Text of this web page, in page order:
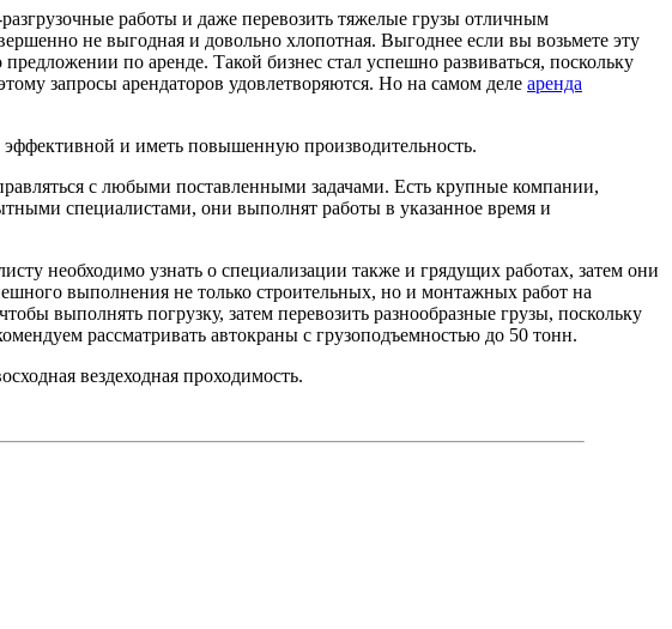
работы и даже перевозить тяжелые грузы отличным
не выгодная и довольно хлопотная. Выгоднее если вы возьмете эту
по аренде. Такой бизнес стал успешно развиваться, поскольку
запросы арендаторов удовлетворяются. Но на самом деле аренда
и иметь повышенную производительность.
с любыми поставленными задачами. Есть крупные компании,
специалистами, они выполнят работы в указанное время и
необходимо узнать о специализации также и грядущих работах, затем они
выполнения не только строительных, но и монтажных работ на
выполнять погрузку, затем перевозить разнообразные грузы, поскольку
рассматривать автокраны с грузоподъемностью до 50 тонн.
вездеходная проходимость.